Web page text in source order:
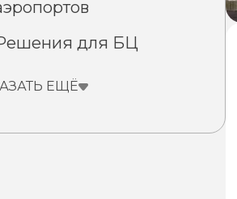
для БЦ
ЕЩЁ